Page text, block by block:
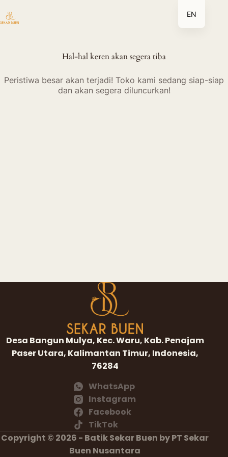
ke
Hal-hal keren akan segera tiba
Peristiwa besar akan terjadi! Toko kami sedang siap-siap
dan akan segera diluncurkan!
Desa Bangun Mulya, Kec. Waru, Kab. Penajam
Paser Utara, Kalimantan Timur, Indonesia,
76284
WhatsApp
Instagram
Facebook
TikTok
Copyright © 2026 - Batik Sekar Buen by PT Sekar
Buen Nusantara
EN